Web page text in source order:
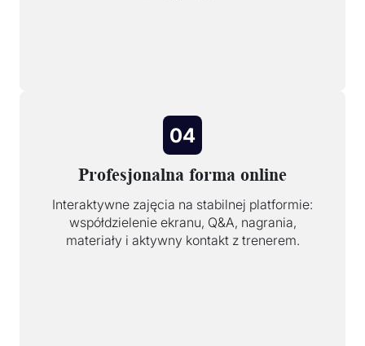
04
Profesjonalna forma online
Interaktywne zajęcia na stabilnej platformie:
współdzielenie ekranu, Q&A, nagrania,
materiały i aktywny kontakt z trenerem.